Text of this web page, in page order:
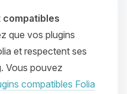
compatibles
que vos plugins
et respectent ses
Vous pouvez
compatibles Folia